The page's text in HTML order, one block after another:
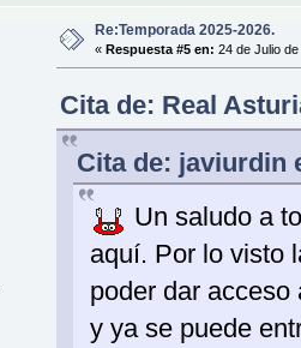
Re:Temporada 2025-2026.
«Respuesta #5 en: 24 de Julio
Cita de: Real
Cita de: javiurdin
Un saludo a
aquí. Por lo visto
poder dar
y ya se puede